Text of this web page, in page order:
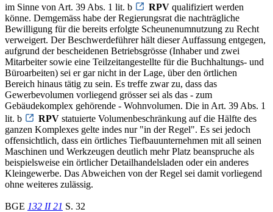
im Sinne von Art. 39 Abs. 1 lit. b
RPV qualifiziert werden
könne. Demgemäss habe der Regierungsrat die nachträgliche
Bewilligung für die bereits erfolgte Scheunenumnutzung zu Recht
verweigert. Der Beschwerdeführer hält dieser Auffassung entgegen,
aufgrund der bescheidenen Betriebsgrösse (Inhaber und zwei
Mitarbeiter sowie eine Teilzeitangestellte für die Buchhaltungs- und
Büroarbeiten) sei er gar nicht in der Lage, über den örtlichen
Bereich hinaus tätig zu sein. Es treffe zwar zu, dass das
Gewerbevolumen vorliegend grösser sei als das - zum
Gebäudekomplex gehörende - Wohnvolumen. Die in Art. 39 Abs. 1
lit. b
RPV statuierte Volumenbeschränkung auf die Hälfte des
ganzen Komplexes gelte indes nur "in der Regel". Es sei jedoch
offensichtlich, dass ein örtliches Tiefbauunternehmen mit all seinen
Maschinen und Werkzeugen deutlich mehr Platz beanspruche als
beispielsweise ein örtlicher Detailhandelsladen oder ein anderes
Kleingewerbe. Das Abweichen von der Regel sei damit vorliegend
ohne weiteres zulässig.
BGE 132 II 21 S. 32